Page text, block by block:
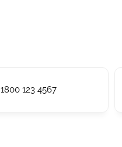
1800 123 4567